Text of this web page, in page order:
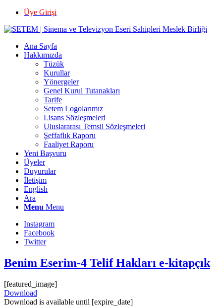
Üye Girişi
Ana Sayfa
Hakkımızda
Tüzük
Kurullar
Yönergeler
Genel Kurul Tutanakları
Tarife
Setem Logolarımız
Lisans Sözleşmeleri
Uluslararası Temsil Sözleşmeleri
Şeffaflık Raporu
Faaliyet Raporu
Yeni Başvuru
Üyeler
Duyurular
İletişim
English
Ara
Menu Menu
Instagram
Facebook
Twitter
Benim Eserim-4 Telif Hakları e-kitapçık
[featured_image]
Download
Download is available until [expire_date]